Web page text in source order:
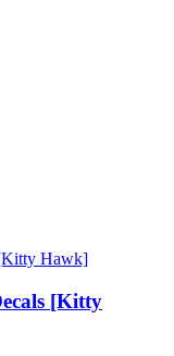
[Kitty